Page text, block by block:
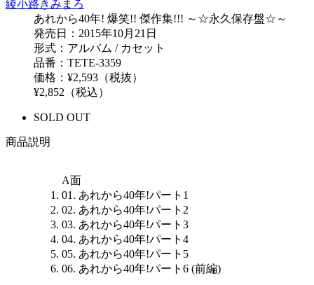
綾小路きみまろ
あれから40年! 爆笑!! 傑作集!!! ～☆永久保存盤☆～
発売日：2015年10月21日
形式：アルバム / カセット
品番：TETE-3359
価格：¥2,593（税抜）
¥2,852（税込）
SOLD OUT
商品説明
A面
01. あれから40年!パート1
02. あれから40年!パート2
03. あれから40年!パート3
04. あれから40年!パート4
05. あれから40年!パート5
06. あれから40年!パート6 (前編)